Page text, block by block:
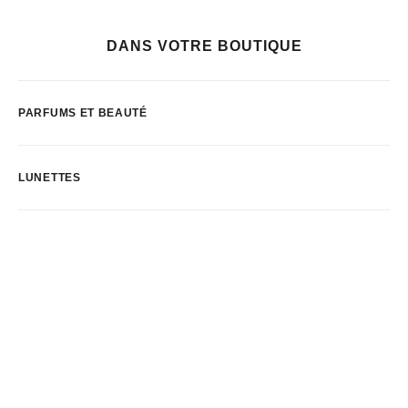
DANS VOTRE BOUTIQUE
PARFUMS ET BEAUTÉ
LUNETTES